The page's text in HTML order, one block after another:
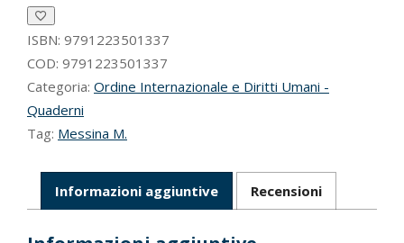
ISBN: 9791223501337
COD: 9791223501337
Categoria: Ordine Internazionale e Diritti Umani -
Quaderni
Tag: Messina M.
Informazioni aggiuntive Recensioni